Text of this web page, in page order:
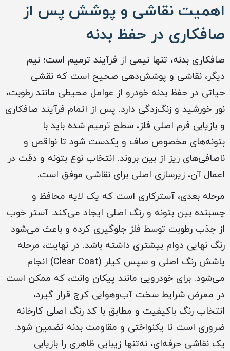
اهمیت نقاشی و پوشش پس از
صافکاری در حفظ بدنه
صافکاری بدنه، تنها نیمی از فرآیند ترمیم است؛ نیم
دیگر، نقاشی و پوشش‌دهی صحیح است که نقشی
حیاتی در حفظ بدنه خودرو از عوامل محیطی مانند رطوبت،
نور خورشید و زنگ‌زدگی دارد. پس از اتمام فرآیند صافکاری
و بازیابی فرم اصلی فلز، سطح ترمیم شده باید با
بتونه‌های مخصوص صاف و یکدست شود تا نواقص و
ناصافی‌های ریز از بین بروند. انتخاب نوع بتونه و دقت در
اعمال آن، زیرسازی اصلی برای نقاشی موفق است.
مرحله بعدی، آسترکاری است که یک لایه محافظ و
چسبنده بین بتونه و رنگ اصلی ایجاد می‌کند. آستر خوب
از جذب رطوبت توسط فلز جلوگیری کرده و باعث می‌شود
رنگ نهایی دوام بیشتری داشته باشد. در نهایت، مرحله
پاشش رنگ اصلی و سپس کیلر (Clear Coat) انجام
می‌شود. برای خودرویی مانند پیکان وانت، که ممکن است
در معرض شرایط سخت آب‌وهوایی کرج قرار گیرد،
انتخاب رنگ باکیفیت و مطابق با کد رنگ اصلی کارخانه
ضروری است تا یکنواختی و مقاومت بدنه تضمین شود.
یک نقاشی حرفه‌ای، نه‌تنها زیبایی ظاهری را بازیابی